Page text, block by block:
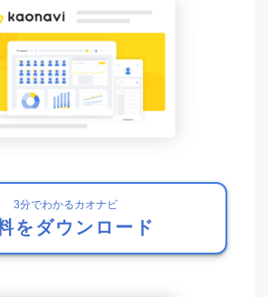
3分でわかるカオナビ
をダウンロード